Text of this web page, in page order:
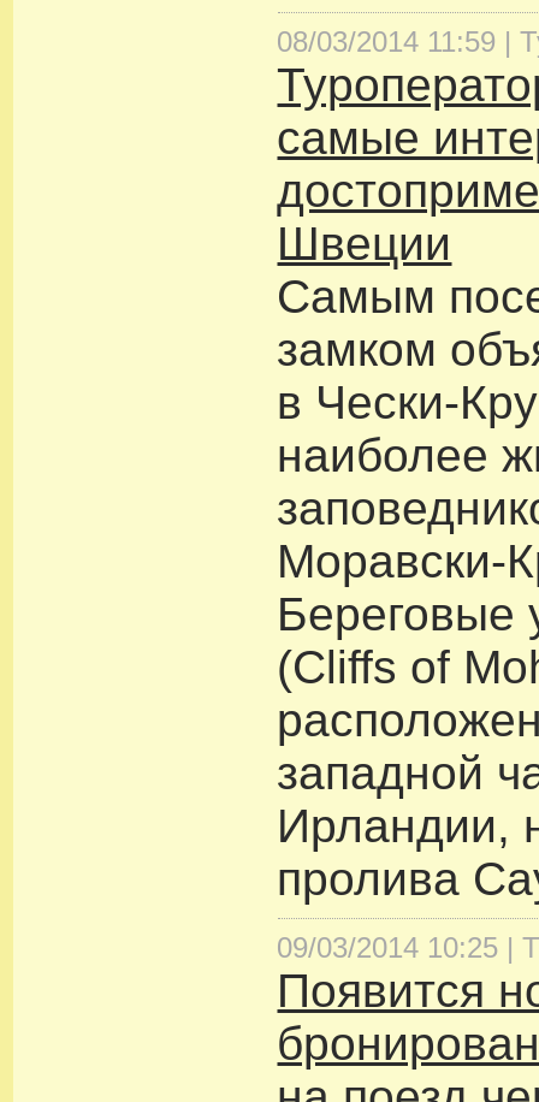
08/03/2014 11:59 |
самые
Швеции
Самым
замком
в Чески-
наиболее
Моравски-
Береговые
(Cliffs of
западной
Ирландии,
пролива
09/03/2014 10:25 |
Появится